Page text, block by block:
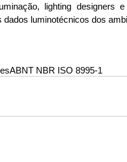
lighting designers
luminotécnicos dos
ABNT NBR ISO 8995-1